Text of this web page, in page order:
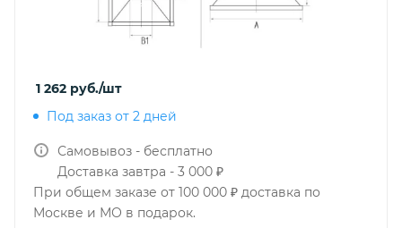
1 262 руб./шт
Под заказ от 2 дней
Самовывоз - бесплатно
Доставка завтра - 3 000 ₽
При общем заказе от 100 000 ₽ доставка по
Москве и МО в подарок.